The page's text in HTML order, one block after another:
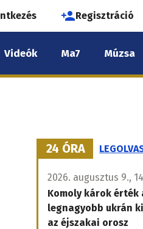
Regisztráció
Videók Ma7 Múzsa
24 ÓRA
2026. augusztus 9.,
Komoly károk érték
legnagyobb ukrán
az éjszakai orosz